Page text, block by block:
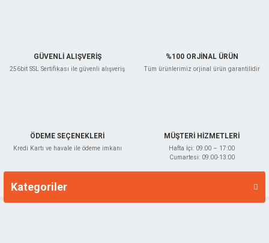
GÜVENLİ ALIŞVERİŞ
256bit SSL Sertifikası ile güvenli alışveriş
%100 ORJİNAL ÜRÜN
Tüm ürünlerimiz orjinal ürün garantilidir
ÖDEME SEÇENEKLERİ
Kredi Kartı ve havale ile ödeme imkanı
MÜŞTERİ HİZMETLERİ
Hafta İçi: 09:00 – 17:00
Cumartesi: 09:00-13:00
Kategoriler
Markalar